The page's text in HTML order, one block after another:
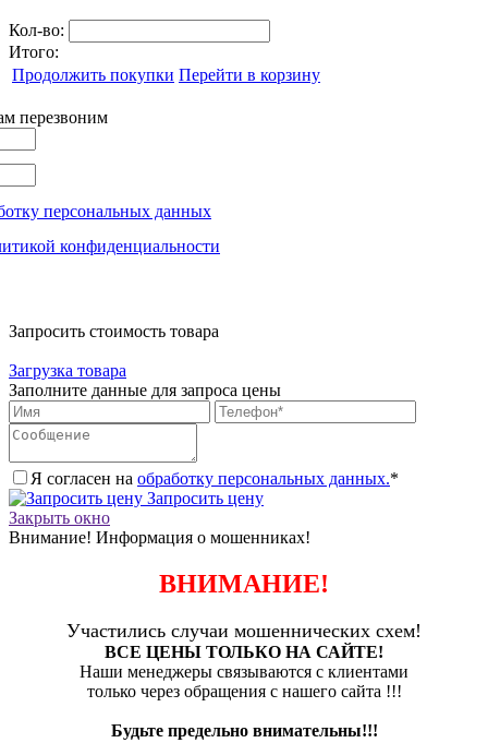
Кол-во:
Итого:
Продолжить покупки Перейти в корзину
перезвоним
персональных данных
конфиденциальности
Запросить стоимость товара
Загрузка товара
Заполните данные для запроса цены
Я согласен на обработку персональных данных.*
Запросить цену
Закрыть окно
Внимание! Информация о мошенниках!
ВНИМАНИЕ!
Участились случаи мошеннических схем!
ВСЕ ЦЕНЫ ТОЛЬКО НА САЙТЕ!
Наши менеджеры связываются с клиентами
только через обращения с нашего сайта !!!
Будьте предельно внимательны!!!